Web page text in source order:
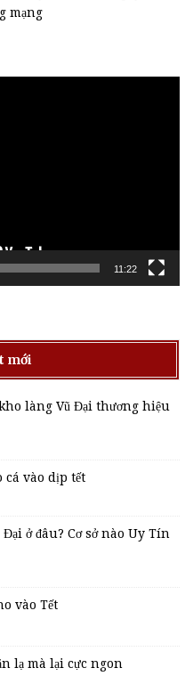
mạng
11:22
mới
làng Vũ Đại thương hiệu
cá vào dịp tết
ở đâu? Cơ sở nào Uy Tín
vào Tết
lạ mà lại cực ngon